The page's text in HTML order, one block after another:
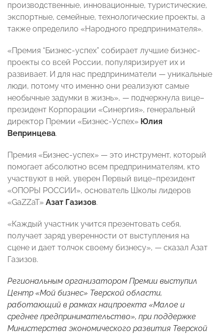
производственные, инновационные, туристические,
экспортные, семейные, технологические проекты, а
также определило «Народного предпринимателя».
«Премия “Бизнес-успех” собирает лучшие бизнес-
проекты со всей России, популяризирует их и
развивает. И для нас предприниматели — уникальные
люди, потому что именно они реализуют самые
необычные задумки в жизнь», — подчеркнула вице–
президент Корпорации «Синергия», генеральный
директор Премии «Бизнес-Успех» Юлия
Вепринцева.
Премия «Бизнес-успех» — это инструмент, который
помогает абсолютно всем предпринимателям, кто
участвуют в ней, уверен Первый вице–президент
«ОПОРЫ РОССИИ», основатель Школы лидеров
«GaZZaT» Азат Газизов.
«Каждый участник учится презентовать себя,
получает заряд уверенности от выступления на
сцене и дает толчок своему бизнесу», — сказал Азат
Газизов.
Региональным организатором Премии выступил
Центр «Мой бизнес» Тверской области,
работающий в рамках нацпроекта «Малое и
среднее предпринимательство», при поддержке
Министерства экономического развития Тверской